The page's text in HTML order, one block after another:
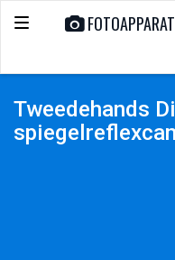
Toggle
Tweedehands